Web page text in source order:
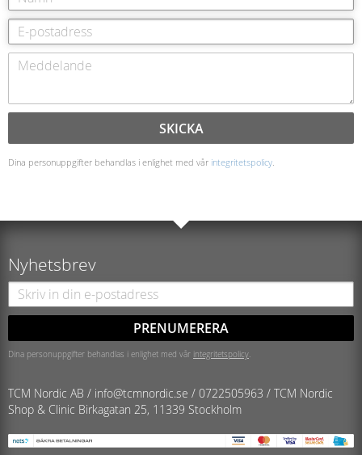
SKICKA
Dina personuppgifter behandlas i enlighet med vår integritetspolicy.
Nyhetsbrev
PRENUMERERA
Dina personuppgifter behandlas i enlighet med vår integritetspolicy.
TCM Nordic AB / info@tcmnordic.se / 0722505963 / TCM Nordic
Shop & Clinic Birkagatan 25, 11339 Stockholm